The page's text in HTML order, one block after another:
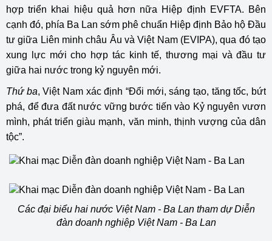
hợp triển khai hiệu quả hơn nữa Hiệp định EVFTA. Bên
cạnh đó, phía Ba Lan sớm phê chuẩn Hiệp định Bảo hộ Đầu
tư giữa Liên minh châu Âu và Việt Nam (EVIPA), qua đó tạo
xung lực mới cho hợp tác kinh tế, thương mại và đầu tư
giữa hai nước trong kỷ nguyên mới.
Thứ ba, Việt Nam xác định “Đổi mới, sáng tạo, tăng tốc, bứt
phá, để đưa đất nước vững bước tiến vào Kỷ nguyên vươn
mình, phát triển giàu mạnh, văn minh, thịnh vượng của dân
tộc”.
Các đại biểu hai nước Việt Nam - Ba Lan tham dự Diễn
đàn doanh nghiệp Việt Nam - Ba Lan